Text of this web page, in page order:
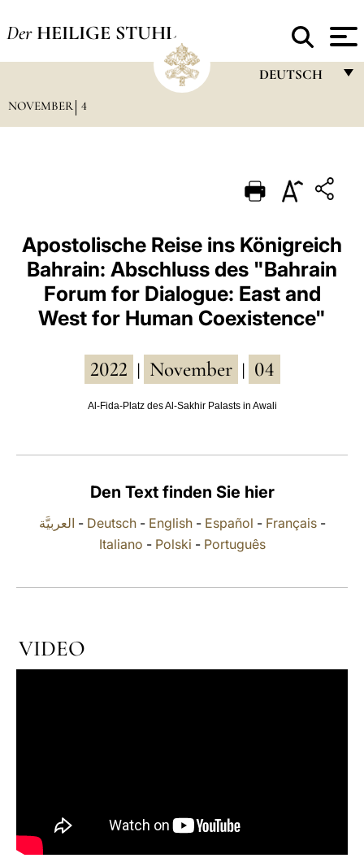
Der HEILIGE STUHL
DEUTSCH
PORTUGUÊS
ESPAÑOL
DEUTSCH
POLSKI
العربيّة
中文
NOVEMBER 4
Apostolische Reise ins Königreich
Bahrain: Abschluss des "Bahrain
Forum for Dialogue: East and
West for Human Coexistence"
2022 November 04
Al-Fida-Platz des Al-Sakhir Palasts in Awali
Den Text finden Sie hier
العربيَّة - Deutsch- English- Español - Français-
Italiano - Polski - Português
VIDEO